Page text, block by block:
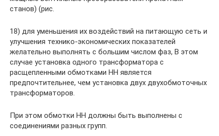
станов) (рис.
18) для уменьшения их воздействий на питающую сеть и
улучшения технико-экономических показателей
желательно выполнять с большим числом фаз, В этом
случае установка одного трансформатора с
расщепленными обмотками НН является
предпочтительнее, чем установка двух двухобмоточных
трансформаторов.
При этом обмотки НН должны быть выполнены с
соединениями разных групп.